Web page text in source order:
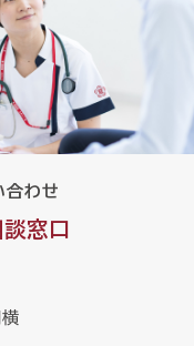
合わせ
窓口